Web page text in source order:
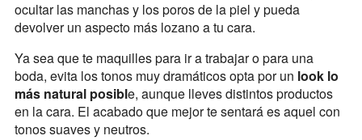
ocultar las manchas y los poros de la piel y pueda
devolver un aspecto más lozano a tu cara.
Ya sea que te maquilles para ir a trabajar o para una
boda, evita los tonos muy dramáticos opta por un look lo
más natural posible, aunque lleves distintos productos
en la cara. El acabado que mejor te sentará es aquel con
tonos suaves y neutros.